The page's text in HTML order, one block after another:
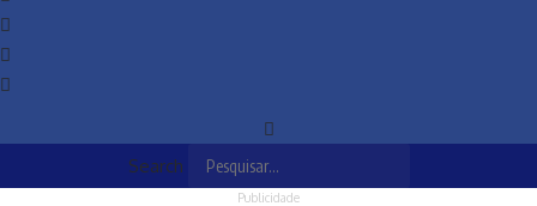
Search
Publicidade